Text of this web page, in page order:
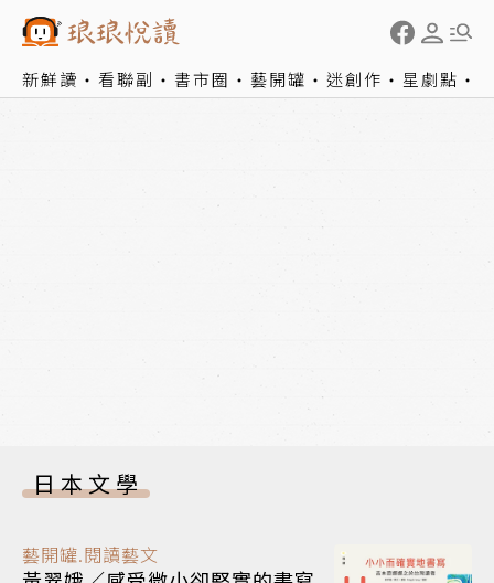
新鮮讀 看聯副 書市圈 藝開罐 迷創作 星劇點
日本文學
藝開罐.閱讀藝文